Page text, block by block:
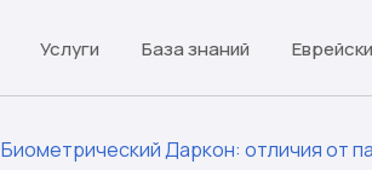
Услуги База знаний
Биометрический Даркон: отличия от